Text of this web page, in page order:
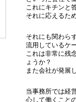
これにキチンと
それに応えるた
それにも関わら
流用しているケ
これは非常に残
ょうか？
また会社が発展
当事務所では経
心して働くこと